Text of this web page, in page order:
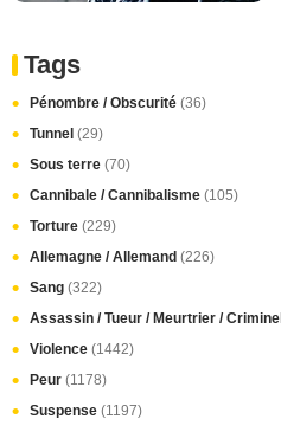
Tags
Pénombre / Obscurité (36)
Tunnel (29)
Sous terre (70)
Cannibale / Cannibalisme (105)
Torture (229)
Allemagne / Allemand (226)
Sang (322)
Assassin / Tueur / Meurtrier / Criminel
Violence (1442)
Peur (1178)
Suspense (1197)